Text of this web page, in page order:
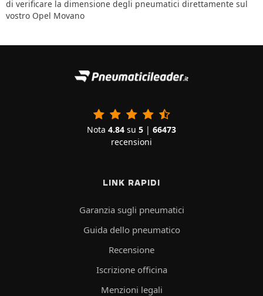
di verificare la dimensione degli pneumatici direttamente sul
vostro Opel Movano
Nota 4.84 su 5 | 66473
recensioni
LINK RAPIDI
Garanzia sugli pneumatici
Guida dello pneumatico
Recensione
Iscrizione officina
Menzioni legali